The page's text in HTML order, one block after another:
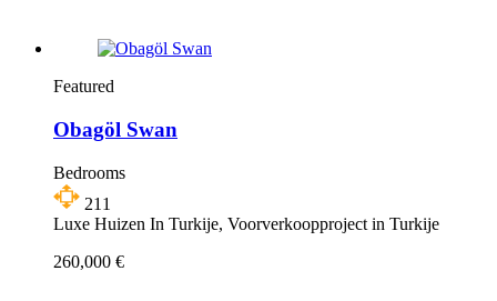
Featured
Obagöl Swan
Bedrooms
211
Luxe Huizen In Turkije, Voorverkoopproject in Turkije
260,000 €